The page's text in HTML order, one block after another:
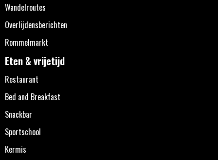
Wandelroutes
Overlijdensberichten
Rommelmarkt
Eten & vrijetijd
Restaurant
Bed and Breakfast
Snackbar
Sportschool
Kermis